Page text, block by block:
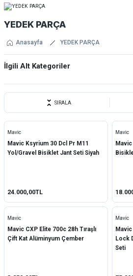
YEDEK PARÇA
Anasayfa YEDEK PARÇA
İlgili Alt Kategoriler
Teker Grubu
SIRALA
Mavic
Mavic Ksyrium 30 Dcl Pr M11
Yol/Gravel Bisiklet Jant Seti Siyah
24.000,00TL
Mavic
Mavic
Mavic CXP Elite 700c 28h Tıraşlı
Çift Kat Alüminyum Çember
Mavic
Lock
Seti